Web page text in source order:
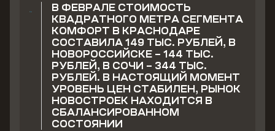
В ФЕВРАЛЕ СТОИМОСТЬ
КВАДРАТНОГО МЕТРА СЕГМЕНТА
КОМФОРТ В КРАСНОДАРЕ
СОСТАВИЛА 149 ТЫС. РУБЛЕЙ, В
НОВОРОССИЙСКЕ – 144 ТЫС.
РУБЛЕЙ, В СОЧИ – 344 ТЫС.
РУБЛЕЙ. В НАСТОЯЩИЙ МОМЕНТ
УРОВЕНЬ ЦЕН СТАБИЛЕН, РЫНОК
НОВОСТРОЕК НАХОДИТСЯ В
СБАЛАНСИРОВАННОМ
СОСТОЯНИИ